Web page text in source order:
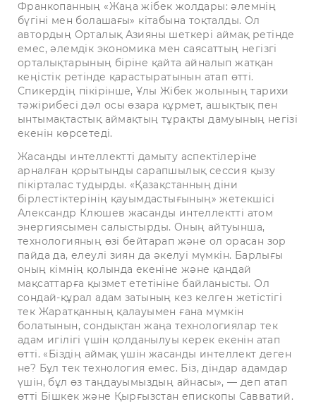
Франкопанның «Жаңа жібек жолдары: әлемнің
бүгіні мен болашағы» кітабына тоқталды. Ол
автордың Орталық Азияны шеткері аймақ ретінде
емес, әлемдік экономика мен саясаттың негізгі
орталықтарының біріне қайта айналып жатқан
кеңістік ретінде қарастыратынын атап өтті.
Спикердің пікірінше, Ұлы Жібек жолының тарихи
тәжірибесі дәл осы өзара құрмет, ашықтық пен
ынтымақтастық аймақтың тұрақты дамуының негізі
екенін көрсетеді.
Жасанды интеллектті дамыту аспектілеріне
арналған қорытынды сарапшылық сессия қызу
пікірталас тудырды. «Қазақстанның діни
бірлестіктерінің қауымдастығының» жетекшісі
Александр Клюшев жасанды интеллектті атом
энергиясымен салыстырды. Оның айтуынша,
технологияның өзі бейтарап және ол орасан зор
пайда да, елеулі зиян да әкелуі мүмкін. Барлығы
оның кімнің қолында екеніне және қандай
мақсаттарға қызмет ететініне байланысты. Ол
сондай-құрал адам затының кез келген жетістігі
тек Жаратқанның қалауымен ғана мүмкін
болатынын, сондықтан жаңа технологиялар тек
адам игілігі үшін қолданылуы керек екенін атап
өтті. «Біздің аймақ үшін жасанды интеллект деген
не? Бұл тек технология емес. Біз, діндар адамдар
үшін, бұл өз таңдауымыздың айнасы», — деп атап
өтті Бішкек және Қырғызстан епископы Савватий.